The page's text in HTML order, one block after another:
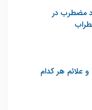
مضطرب در
و علائم هر کدام